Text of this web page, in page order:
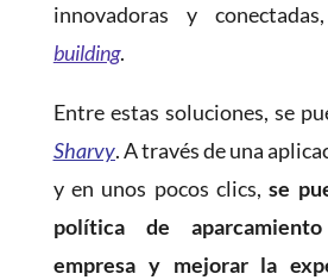
innovadoras y
building.
Entre estas soluciones, se
Sharvy. A través de una
y en unos pocos clics, se
política de
empresa y mejorar la